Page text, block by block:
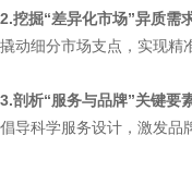
2.挖掘“差异化市场”异质需
撬动细分市场支点，实现精
3.剖析“服务与品牌”关键要
倡导科学服务设计，激发品